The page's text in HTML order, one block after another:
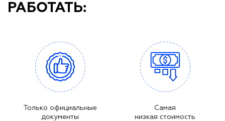
РАБОТАТЬ:
Только официальные
документы
Самая
низкая стоимость